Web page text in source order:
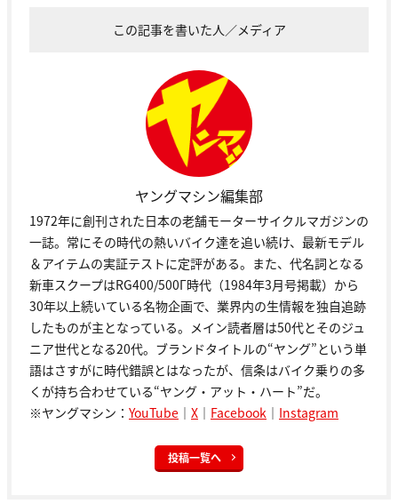
この記事を書いた人／メディア
ヤングマシン編集部
1972年に創刊された日本の老舗モーターサイクルマガジンの
一誌。常にその時代の熱いバイク達を追い続け、最新モデル
＆アイテムの実証テストに定評がある。また、代名詞となる
新車スクープはRG400/500Γ時代（1984年3月号掲載）から
30年以上続いている名物企画で、業界内の生情報を独自追跡
したものが主となっている。メイン読者層は50代とそのジュ
ニア世代となる20代。ブランドタイトルの“ヤング”という単
語はさすがに時代錯誤とはなったが、信条はバイク乗りの多
くが持ち合わせている“ヤング・アット・ハート”だ。
※ヤングマシン： YouTube ｜ X ｜ Facebook ｜ Instagram
投稿一覧へ